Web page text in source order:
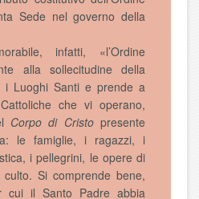
Sede nel governo della
infatti, «l’Ordine
alla sollecitudine della
i Luoghi Santi e prende a
che vi operano,
Corpo di Cristopresente
le famiglie, i ragazzi, i
i pellegrini, le opere di
Si comprende bene,
cui il Santo Padre abbia